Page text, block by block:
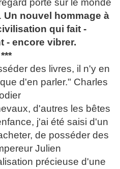
porté sur le monde
Un nouvel hommage à
qui fait -
- encore vibrer.
***
des livres, il n'y en
d'en parler." Charles
d'autres les bêtes
j'ai été saisi d'un
de posséder des
Julien
précieuse d'une